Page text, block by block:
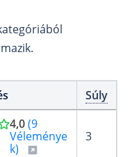
Súly
4,0(9
Véleménye
k)
3